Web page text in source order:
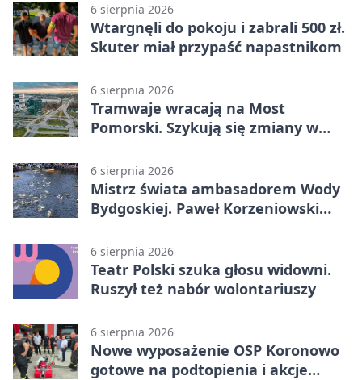
6 sierpnia 2026
Wtargnęli do pokoju i zabrali 500 zł.
Skuter miał przypaść napastnikom
6 sierpnia 2026
Tramwaje wracają na Most
Pomorski. Szykują się zmiany w
6 sierpnia 2026
Mistrz świata ambasadorem Wody
Bydgoskiej. Paweł Korzeniowski
6 sierpnia 2026
Teatr Polski szuka głosu widowni.
Ruszył też nabór wolontariuszy
6 sierpnia 2026
Nowe wyposażenie OSP Koronowo
gotowe na podtopienia i akcje